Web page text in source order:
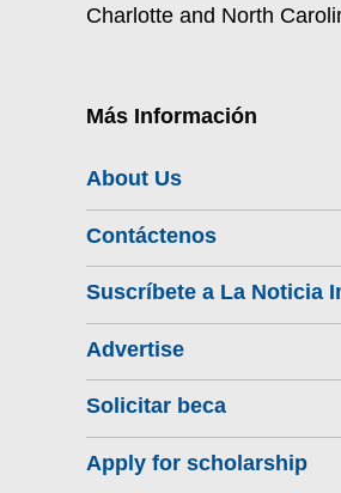
Charlotte and North
Más Información
About Us
Contáctenos
Suscríbete a La Noticia
Advertise
Solicitar beca
Apply for scholarship